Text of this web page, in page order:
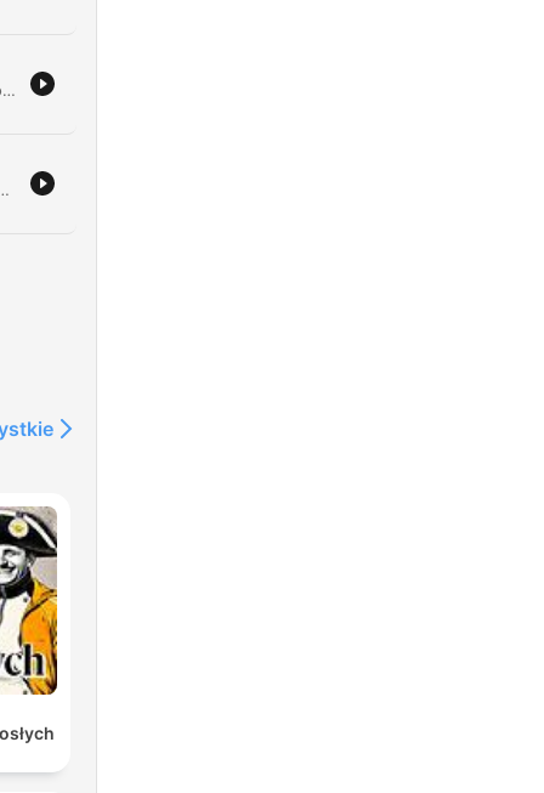
Este episodio explora las historias de tragedias, accidentes y supuestas maldiciones en la historia del cine. Desde ataques de animales durante el rodaje de 'Roar' hasta incendios mortales en las primeras proyecciones cinematográficas, analizamos los peligros reales detrás de la gran pantalla. Con la participación de expertos como Francisco Javier Millán y José Manuel García Bautista, profundizamos en casos de toxicidad radiactiva en producciones clásicas y el origen de películas de terror basadas en hechos reales o crónicas negras, analizando la conexión entre sucesos paranormales y el guion cinematográfico.
científica de José Manuel Nieves, se analizan las dificultades para hallar vida en el universo, abordando la paradoja de Fermi, la hipótesis del bosque oscuro y los riesgos tecnológicos y biológicos que conlleva un posible contacto interestelar.